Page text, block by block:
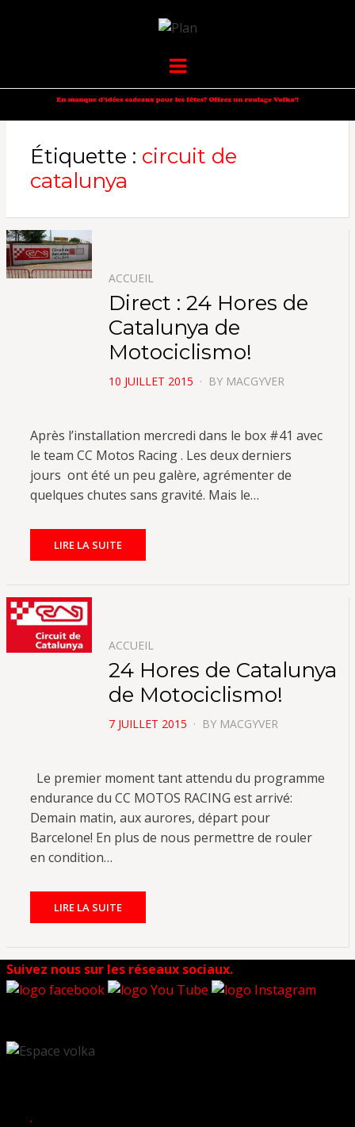
VOLKANIK-
ENDURANCE
Menu
Étiquette : circuit de
catalunya
ACCUEIL
Direct : 24 Hores de
Catalunya de
Motociclismo!
POSTED
10 JUILLET 2015 BY MACGYVER
Après l’installation mercredi dans le box #41 avec
le team CC Motos Racing . Les deux derniers
jours ont été un peu galère, agrémenter de
quelques chutes sans gravité. Mais le…
LIRE LA SUITE
ACCUEIL
24 Hores de Catalunya
de Motociclismo!
POSTED
7 JUILLET 2015 BY MACGYVER
Le premier moment tant attendu du programme
endurance du CC MOTOS RACING est arrivé:
Demain matin, aux aurores, départ pour
Barcelone! En plus de nous permettre de rouler
en condition…
LIRE LA SUITE
Suivez nous sur les réseaux sociaux.
.